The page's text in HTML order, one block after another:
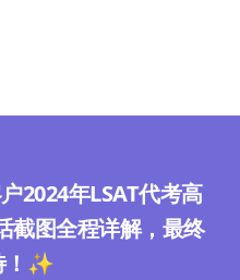
2024年LSAT代考高
截图全程详解，最终
！✨